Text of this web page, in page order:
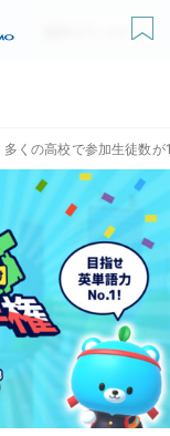
無料ダウンロード
多くの高校で参加生徒数